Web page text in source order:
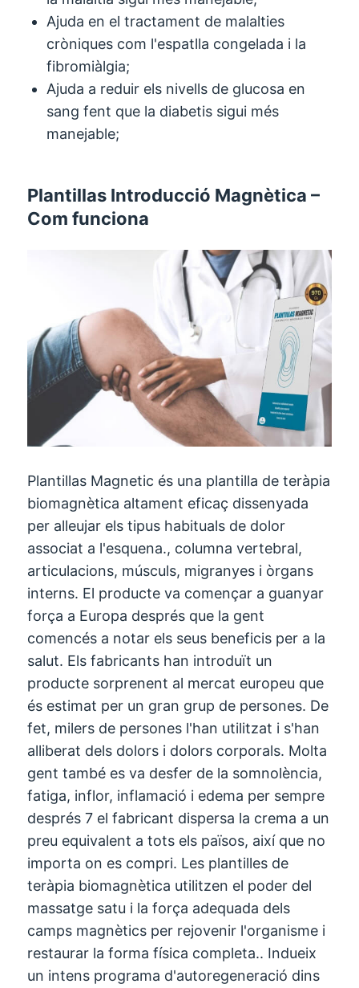
Ajuda en el tractament de malalties
cròniques com l'espatlla congelada i la
fibromiàlgia;
Ajuda a reduir els nivells de glucosa en
sang fent que la diabetis sigui més
manejable;
Plantillas Introducció Magnètica –
Com funciona
Plantillas Magnetic és una plantilla de teràpia
biomagnètica altament eficaç dissenyada
per alleujar els tipus habituals de dolor
associat a l'esquena., columna vertebral,
articulacions, músculs, migranyes i òrgans
interns. El producte va començar a guanyar
força a Europa després que la gent
comencés a notar els seus beneficis per a la
salut. Els fabricants han introduït un
producte sorprenent al mercat europeu que
és estimat per un gran grup de persones. De
fet, milers de persones l'han utilitzat i s'han
alliberat dels dolors i dolors corporals. Molta
gent també es va desfer de la somnolència,
fatiga, inflor, inflamació i edema per sempre
després 7 el fabricant dispersa la crema a un
preu equivalent a tots els països, així que no
importa on es compri. Les plantilles de
teràpia biomagnètica utilitzen el poder del
massatge satu i la força adequada dels
camps magnètics per rejovenir l'organisme i
restaurar la forma física completa.. Indueix
un intens programa d'autoregeneració dins